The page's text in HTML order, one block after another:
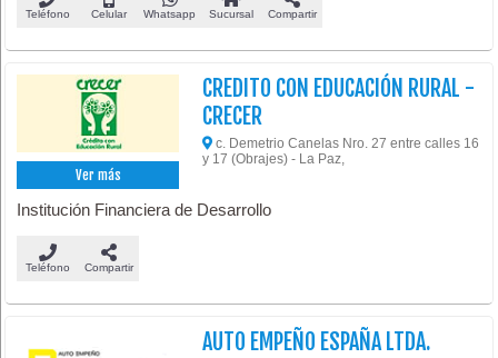
Teléfono Celular Whatsapp Sucursal Compartir
Ver más
CREDITO CON EDUCACIÓN RURAL -
CRECER
c. Demetrio Canelas Nro. 27 entre calles 16
y 17 (Obrajes) - La Paz,
Institución Financiera de Desarrollo
Teléfono Compartir
AUTO EMPEÑO ESPAÑA LTDA.